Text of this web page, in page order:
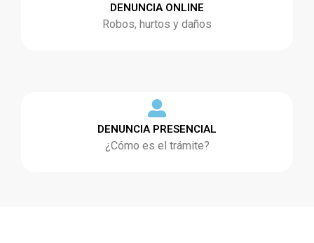
DENUNCIA ONLINE
Robos, hurtos y daños
DENUNCIA PRESENCIAL
¿Cómo es el trámite?